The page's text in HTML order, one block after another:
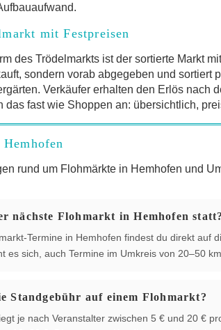
mit Festpreisen
des Trödelmarkts ist der sortierte Markt
sondern vorab abgegeben und
Verkäufer erhalten den Erlös nach
das fast wie Shoppen an: übersichtlich,
rund um Flohmärkte in Hemhofen und
nächste Flohmarkt in Hemhofen statt?
Termine in Hemhofen findest du direkt
es sich, auch Termine im Umkreis von 20–50
Standgebühr auf einem Flohmarkt?
je nach Veranstalter zwischen 5 € und 20 €